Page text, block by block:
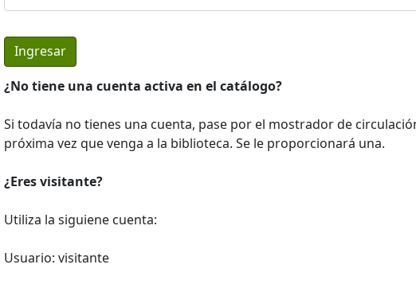
¿No tiene una cuenta activa en el catálogo?
Si todavía no tienes una cuenta, pase por el mostrador de
próxima vez que venga a la biblioteca. Se le proporcionará una.
¿Eres visitante?
Utiliza la siguiene cuenta:
Usuario: visitante